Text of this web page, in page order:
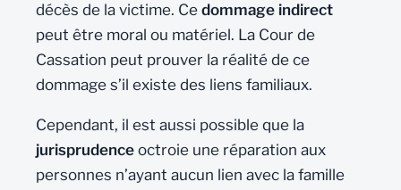
décès de la victime. Ce dommage indirect
peut être moral ou matériel. La Cour de
Cassation peut prouver la réalité de ce
dommage s’il existe des liens familiaux.
Cependant, il est aussi possible que la
jurisprudence octroie une réparation aux
personnes n’ayant aucun lien avec la famille